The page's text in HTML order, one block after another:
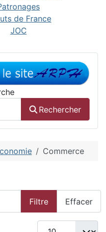
de France
JOC
Rechercher
Commerce
Filtre Effacer
Afficher #